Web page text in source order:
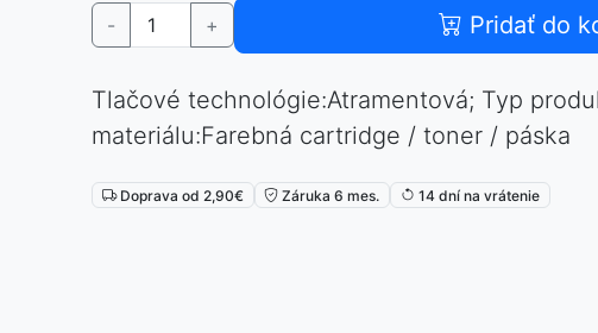
- + Pridať do
Tlačové technológie:Atramentová; Typ
materiálu:Farebná cartridge / toner / páska
Doprava od 2,90€ Záruka 6 mes. 14 dní na vrátenie